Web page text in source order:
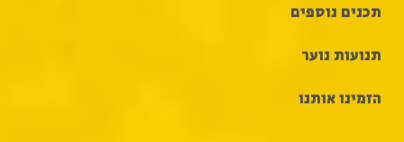
תכנים נוספים
תנועות נוער
הזמינו אותנו